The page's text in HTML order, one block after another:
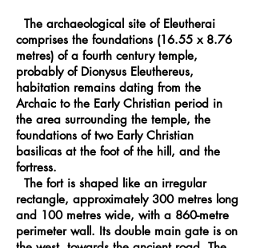
The archaeological site of Eleutherai
comprises the foundations (16.55 x 8.76
metres) of a fourth century temple,
probably of Dionysus Eleuthereus,
habitation remains dating from the
Archaic to the Early Christian period in
the area surrounding the temple, the
foundations of two Early Christian
basilicas at the foot of the hill, and the
fortress.
The fort is shaped like an irregular
rectangle, approximately 300 metres long
and 100 metres wide, with a 860-metre
perimeter wall. Its double main gate is on